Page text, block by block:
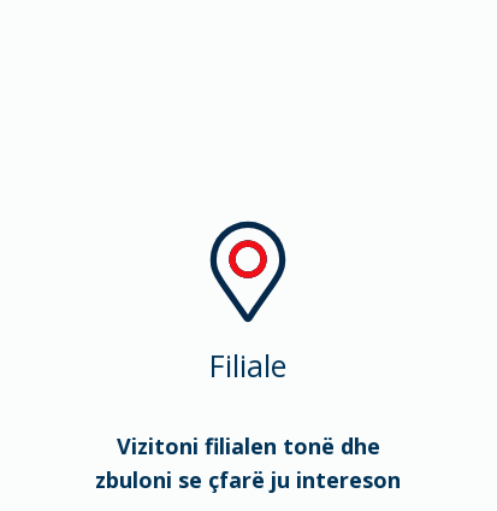
Filiale
Vizitoni filialen tonë dhe
zbuloni se çfarë ju intereson